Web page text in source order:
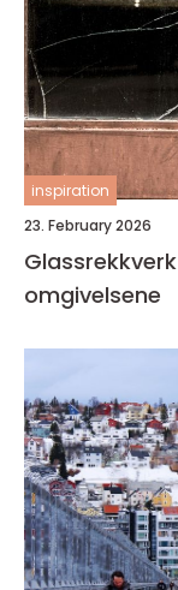
inspiration
23. February 2026
Glassrekkverk trygt, stilrent og åpent mot
omgivelsene